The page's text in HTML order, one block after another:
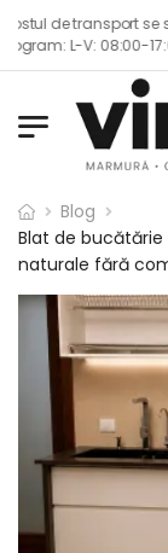
dupa
08:00-14:00 |
Blog
Blat de bucătărie
naturale fără